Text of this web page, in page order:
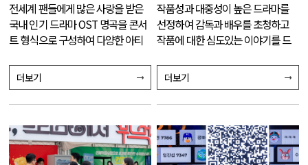
전세계 팬들에게 많은 사랑을 받은
국내 인기 드라마 OST 명곡을 콘서
트 형식으로 구성하여 다양한 아티
더보기
작품성과 대중성이 높은 드라마를
선정하여 감독과 배우를 초청하고
작품에 대한 심도있는 이야기를 드
더보기